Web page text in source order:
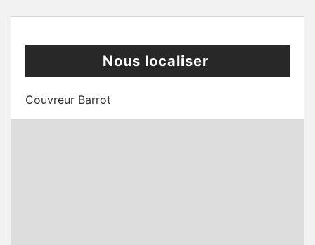
Nous localiser
Couvreur Barrot